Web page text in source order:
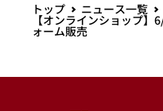
トップ ニュース一覧
【オンラインショップ
ォーム販売